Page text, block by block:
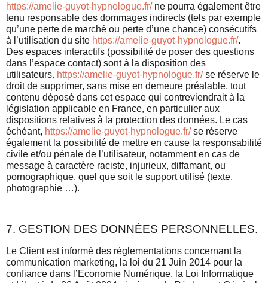
https://amelie-guyot-hypnologue.fr/ne pourra également être
tenu responsable des dommages indirects (tels par exemple
qu’une perte de marché ou perte d’une chance) consécutifs
à l’utilisation du site https://amelie-guyot-hypnologue.fr/.
Des espaces interactifs (possibilité de poser des questions
dans l’espace contact) sont à la disposition des
utilisateurs. https://amelie-guyot-hypnologue.fr/se réserve le
droit de supprimer, sans mise en demeure préalable, tout
contenu déposé dans cet espace qui contreviendrait à la
législation applicable en France, en particulier aux
dispositions relatives à la protection des données. Le cas
échéant, https://amelie-guyot-hypnologue.fr/se réserve
également la possibilité de mettre en cause la responsabilité
civile et/ou pénale de l’utilisateur, notamment en cas de
message à caractère raciste, injurieux, diffamant, ou
pornographique, quel que soit le support utilisé (texte,
photographie …).
7. GESTION DES DONNÉES PERSONNELLES.
Le Client est informé des réglementations concernant la
communication marketing, la loi du 21 Juin 2014 pour la
confiance dans l’Economie Numérique, la Loi Informatique